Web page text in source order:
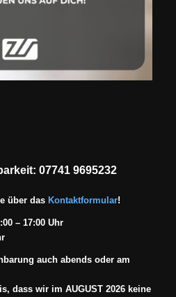
07741 9695232
über das Kontaktformular!
– 17:00 Uhr
auch abends oder am
dass wir im AUGUST 2026 keine